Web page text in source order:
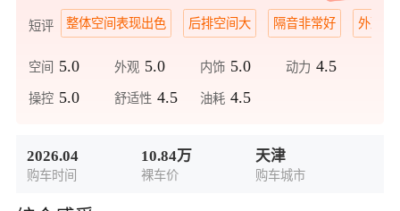
短评 整体空间表现出色 后排空间大 隔音非常好 外观非
空间 5.0 外观 5.0 内饰 5.0 动力 4.5
操控 5.0 舒适性 4.5 油耗 4.5
2026.04
购车时间
10.84万
裸车价
天津
购车城市